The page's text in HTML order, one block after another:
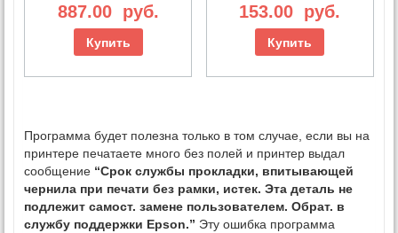
887.00 руб.
Купить
153.00 руб.
Купить
Программа будет полезна только в том случае, если вы на
принтере печатаете много без полей и принтер выдал
сообщение “Срок службы прокладки, впитывающей
чернила при печати без рамки, истек. Эта деталь не
подлежит самост. замене пользователем. Обрат. в
службу поддержки Epson.” Эту ошибка программа